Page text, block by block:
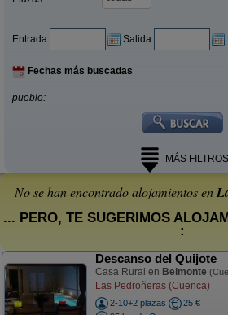
Entrada: Salida:
Fechas más buscadas
pueblo:
MÁS FILTROS
No se han encontrado alojamientos en
... PERO, TE SUGERIMOS
:
Descanso del Quijote
Casa Rural en Belmonte
Las Pedroñeras (Cuenca)
2-10+2 plazas
25 €